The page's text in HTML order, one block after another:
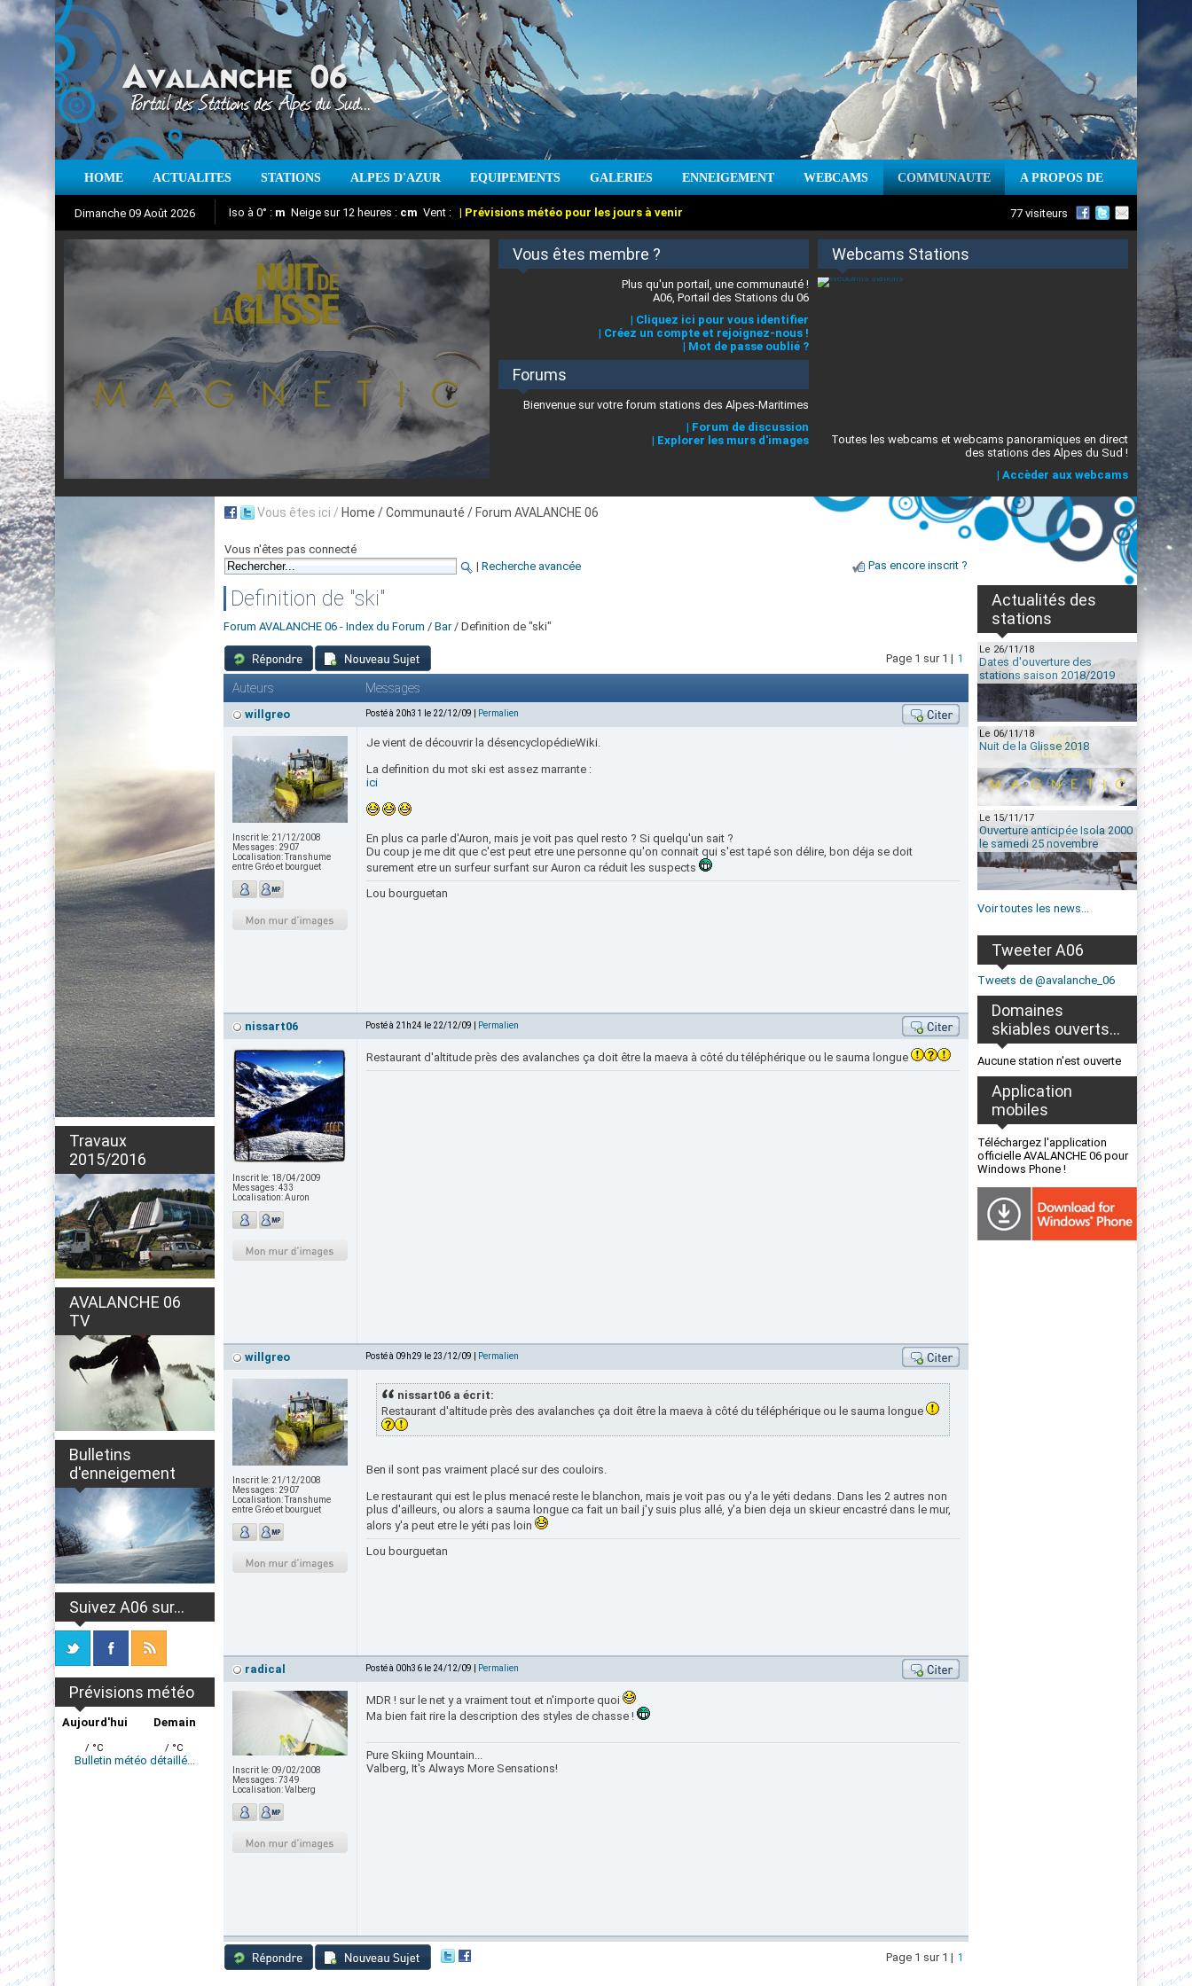
HOME ACTUALITES STATIONS ALPES D'AZUR EQUIPEMENTS GALERIES ENNEIGEMENT WEBCAMS COMMUNAUTE A PROPOS DE
Dimanche 09 Août 2026
Aujourd'hui : T° Min : T° Max : °C Prévisions météo pour les jours à venir
Iso à 0° : m Neige sur 12 heures : cm Vent : | Prévisions météo pour les jours à venir
Suivez en direct l'actualité des stations des Alpes-Maritimes
77 visiteurs
Nuit de la Glisse 2018 Vous êtes membre ?
Plus qu'un portail, une communauté !
A06, Portail des Stations du 06
| Cliquez ici pour vous identifier
| Créez un compte et rejoignez-nous !
| Mot de passe oublié ?
Forums
Bienvenue sur votre forum stations des Alpes-Maritimes
| Forum de discussion
| Explorer les murs d'images
Webcams Stations
Toutes les webcams et webcams panoramiques en direct
des stations des Alpes du Sud !
| Accèder aux webcams
Travaux
2015/2016
AVALANCHE 06
TV
Bulletins
d'enneigement
Suivez A06 sur...
Prévisions météo
Aujourd'hui
/ °C
Demain
/ °C
Bulletin météo détaillé...
Vous êtes ici / Home / Communauté / Forum AVALANCHE 06
Vous n'êtes pas connecté
| Recherche avancée Pas encore inscrit ?
Definition de "ski"
Forum AVALANCHE 06 - Index du Forum / Bar/ Definition de "ski"
Page 1 sur 1 | 1
Auteurs Messages
willgreo Posté à 20h31 le 22/12/09 | Permalien
Inscrit le: 21/12/2008
Messages: 2907
Localisation:Transhume
entre Gréo et bourguet
Je vient de découvrir la désencyclopédieWiki.
La definition du mot ski est assez marrante :
ici
En plus ca parle d'Auron, mais je voit pas quel resto ? Si quelqu'un sait ?
Du coup je me dit que c'est peut etre une personne qu'on connait qui s'est tapé son délire, bon déja se doit
surement etre un surfeur surfant sur Auron ca réduit les suspects
Lou bourguetan
nissart06 Posté à 21h24 le 22/12/09 | Permalien
Inscrit le: 18/04/2009
Messages:433
Localisation:Auron
Restaurant d'altitude près des avalanches ça doit être la maeva à côté du téléphérique ou le sauma longue
willgreo Posté à 09h29 le 23/12/09 | Permalien
Inscrit le: 21/12/2008
Messages: 2907
Localisation:Transhume
entre Gréo et bourguet
nissart06 a écrit:
Restaurant d'altitude près des avalanches ça doit être la maeva à côté du téléphérique ou le sauma longue
Ben il sont pas vraiment placé sur des couloirs.
Le restaurant qui est le plus menacé reste le blanchon, mais je voit pas ou y'a le yéti dedans. Dans les 2 autres non
plus d'ailleurs, ou alors a sauma longue ca fait un bail j'y suis plus allé, y'a bien deja un skieur encastré dans le mur,
alors y'a peut etre le yéti pas loin
Lou bourguetan
radical Posté à 00h36 le 24/12/09 | Permalien
Inscrit le: 09/02/2008
Messages:7349
Localisation:Valberg
MDR ! sur le net y a vraiment tout et n'importe quoi
Ma bien fait rire la description des styles de chasse !
Pure Skiing Mountain...
Valberg, It's Always More Sensations!
Page 1 sur 1 | 1
Actualités des
stations
Le 26/11/18
Dates d'ouverture des
stations saison 2018/2019
Le 06/11/18
Nuit de la Glisse 2018
Le 15/11/17
Ouverture anticipée Isola 2000
le samedi 25 novembre
Voir toutes les news...
Tweeter A06
Tweets de @avalanche_06
Domaines
skiables ouverts...
Aucune station n'est ouverte
Application
mobiles
Téléchargez l'application
officielle AVALANCHE 06 pour
Windows Phone !